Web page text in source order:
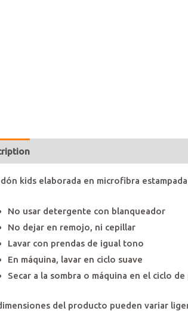
kids elaborada en microfibra
No usar detergente con blanqueador
No dejar en remojo, ni cepillar
Lavar con prendas de igual tono
En máquina, lavar en ciclo suave
Secar a la sombra o máquina en el ciclo de
del producto pueden variar